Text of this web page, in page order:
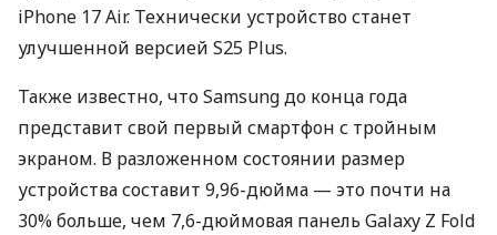
iPhone 17 Air. Технически устройство станет
улучшенной версией S25 Plus.
Также известно, что Samsung до конца года
представит свой первый смартфон с тройным
экраном. В разложенном состоянии размер
устройства составит 9,96-дюйма — это почти на
30% больше, чем 7,6-дюймовая панель Galaxy Z Fold